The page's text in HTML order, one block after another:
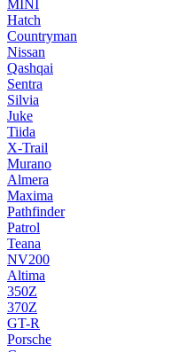
MINI
Hatch
Countryman
Nissan
Qashqai
Sentra
Silvia
Juke
Tiida
X-Trail
Murano
Almera
Maxima
Pathfinder
Patrol
Teana
NV200
Altima
350Z
370Z
GT-R
Porsche